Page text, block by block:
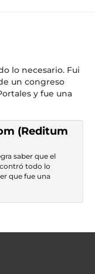
lo necesario. Fui
un congreso
y fue una
(Reditum
saber que el
todo lo
que fue una